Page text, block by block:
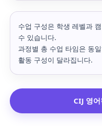
수업 구성은 학생 레벨과
수 있습니다.
과정별 총 수업 타임은 동
활동 구성이 달라집니다.
CIJ 영